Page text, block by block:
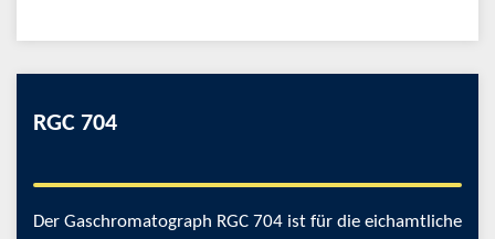
RGC 704
Der Gaschromatograph RGC 704 ist für die eichamtliche